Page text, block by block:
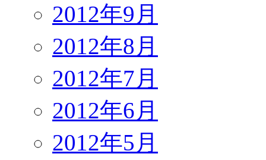
2012年9月
2012年8月
2012年7月
2012年6月
2012年5月